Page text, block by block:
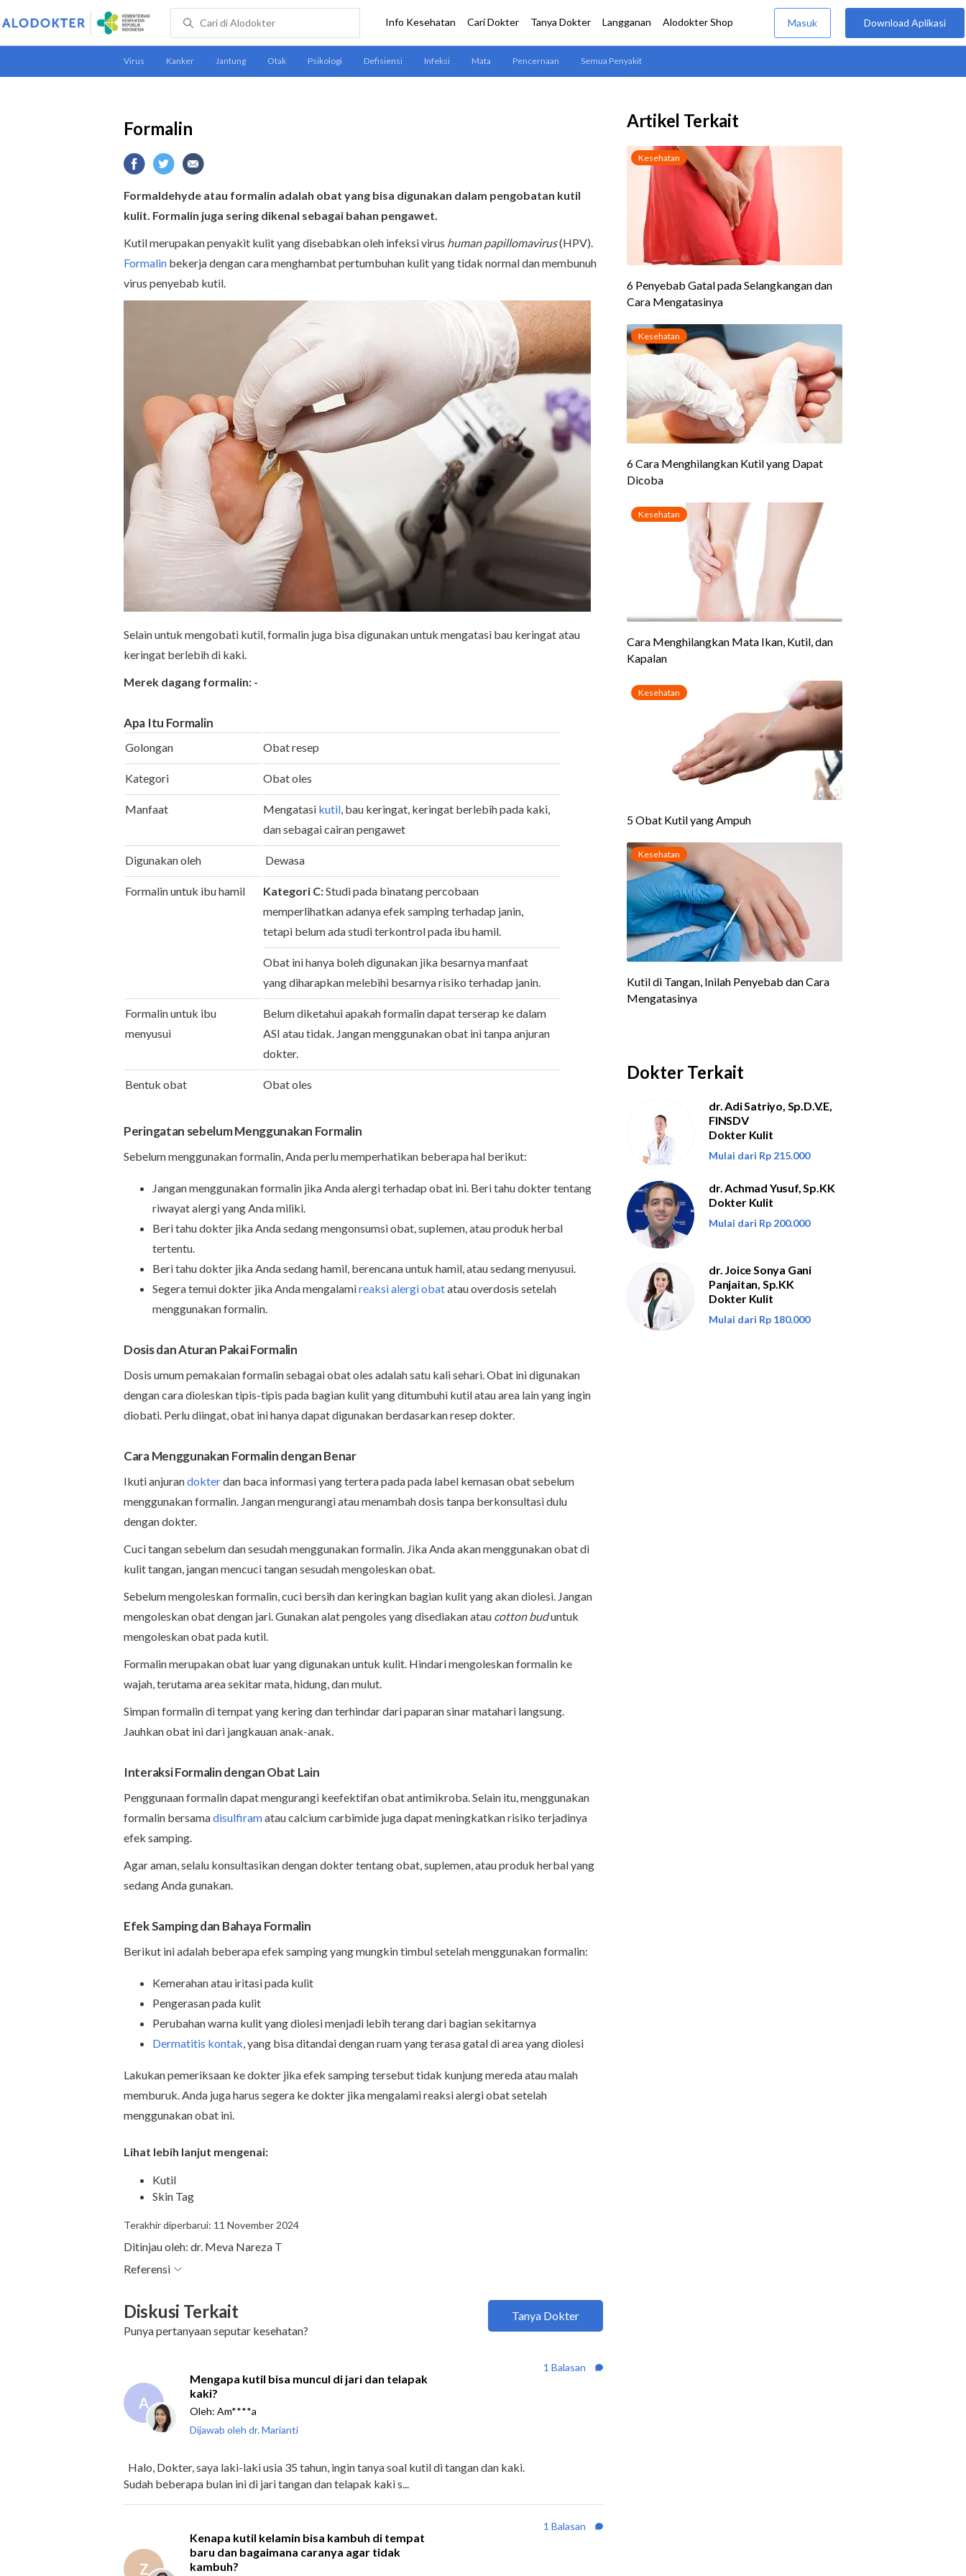
Formalin
Formaldehyde atau formalin adalah obat yang bisa digunakan dalam pengobatan kutil
kulit. Formalin juga sering dikenal sebagai bahan pengawet.
Kutil merupakan penyakit kulit yang disebabkan oleh infeksi virus human papillomavirus(HPV).
Formalin bekerja dengan cara menghambat pertumbuhan kulit yang tidak normal dan membunuh
virus penyebab kutil.
Selain untuk mengobati kutil, formalin juga bisa digunakan untuk mengatasi bau keringat atau
keringat berlebih di kaki.
Merek dagang formalin: -
Apa Itu Formalin
Golongan Obat resep
Kategori Obat oles
Manfaat Mengatasi kutil, bau keringat, keringat berlebih pada kaki,
dan sebagai cairan pengawet
Digunakan oleh Dewasa
Formalin untuk ibu hamil Kategori C:Studi pada binatang percobaan
memperlihatkan adanya efek samping terhadap janin,
tetapi belum ada studi terkontrol pada ibu hamil.
Obat ini hanya boleh digunakan jika besarnya manfaat
yang diharapkan melebihi besarnya risiko terhadap janin.
Formalin untuk ibu
menyusui
Belum diketahui apakah formalin dapat terserap ke dalam
ASI atau tidak. Jangan menggunakan obat ini tanpa anjuran
dokter.
Bentuk obat Obat oles
Peringatan sebelum Menggunakan Formalin
Sebelum menggunakan formalin, Anda perlu memperhatikan beberapa hal berikut:
Jangan menggunakan formalin jika Anda alergi terhadap obat ini. Beri tahu dokter tentang
riwayat alergi yang Anda miliki.
Beri tahu dokter jika Anda sedang mengonsumsi obat, suplemen, atau produk herbal
tertentu.
Beri tahu dokter jika Anda sedang hamil, berencana untuk hamil, atau sedang menyusui.
Segera temui dokter jika Anda mengalamireaksi alergi obatatau overdosis setelah
menggunakan formalin.
Dosis dan Aturan Pakai Formalin
Dosis umum pemakaian formalin sebagai obat oles adalah satu kali sehari. Obat ini digunakan
dengan cara dioleskan tipis-tipis pada bagian kulit yang ditumbuhi kutil atau area lain yang ingin
diobati. Perlu diingat, obat ini hanya dapat digunakan berdasarkan resep dokter.
Cara Menggunakan Formalin dengan Benar
Ikuti anjurandokterdan baca informasi yang tertera pada pada label kemasan obat sebelum
menggunakan formalin. Jangan mengurangi atau menambah dosis tanpa berkonsultasi dulu
dengan dokter.
Cuci tangan sebelum dan sesudah menggunakan formalin. Jika Anda akan menggunakan obat di
kulit tangan, jangan mencuci tangan sesudah mengoleskan obat.
Sebelum mengoleskan formalin, cuci bersih dan keringkan bagian kulit yang akan diolesi. Jangan
mengoleskan obat dengan jari. Gunakan alat pengoles yang disediakan atau cotton buduntuk
mengoleskan obat pada kutil.
Formalin merupakan obat luar yang digunakan untuk kulit. Hindari mengoleskan formalin ke
wajah, terutama area sekitar mata, hidung, dan mulut.
Simpan formalin di tempat yang kering dan terhindar dari paparan sinar matahari langsung.
Jauhkan obat ini dari jangkauan anak-anak.
Interaksi Formalin dengan Obat Lain
Penggunaan formalin dapat mengurangi keefektifan obat antimikroba. Selain itu, menggunakan
formalin bersamadisulfiramatau calcium carbimide juga dapat meningkatkan risiko terjadinya
efek samping.
Agar aman, selalu konsultasikan dengan dokter tentang obat, suplemen, atau produk herbal yang
sedang Anda gunakan.
Efek Samping dan Bahaya Formalin
Berikut ini adalah beberapa efek samping yang mungkin timbul setelah menggunakan formalin:
Kemerahan atau iritasi pada kulit
Pengerasan pada kulit
Perubahan warna kulit yang diolesi menjadi lebih terang dari bagian sekitarnya
Dermatitis kontak, yang bisa ditandai dengan ruam yang terasa gatal di area yang diolesi
Lakukan pemeriksaan ke dokter jika efek samping tersebut tidak kunjung mereda atau malah
memburuk. Anda juga harus segera ke dokter jika mengalami reaksi alergi obat setelah
menggunakan obat ini.
Lihat lebih lanjut mengenai:
Kutil
Skin Tag
Terakhir diperbarui: 11 November 2024
Artikel Terkait
Dokter Terkait